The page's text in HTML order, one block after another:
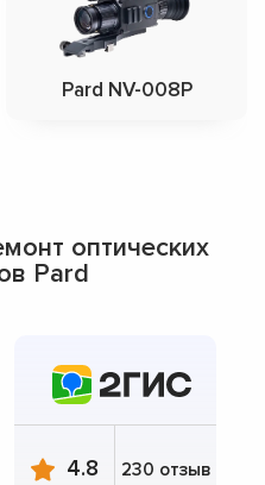
Pard NV-008P
оптических
Pard
4.8 230 отзыв